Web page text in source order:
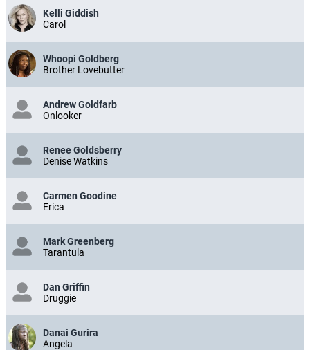
Kelli Giddish
Carol
Whoopi Goldberg
Brother Lovebutter
Andrew Goldfarb
Onlooker
Renee Goldsberry
Denise Watkins
Carmen Goodine
Erica
Mark Greenberg
Tarantula
Dan Griffin
Druggie
Danai Gurira
Angela